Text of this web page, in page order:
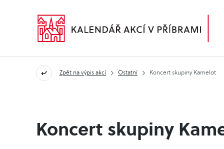
Zpět na výpis akcí Ostatní Koncert skupiny Kamelot
Koncert skupiny